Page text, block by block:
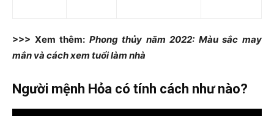
>>> Xem thêm: Phong thủy năm 2022: Màu sắc may
mắn và cách xem tuổi làm nhà
Người mệnh Hỏa có tính cách như nào?